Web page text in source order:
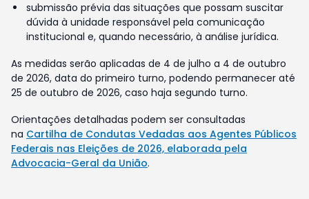
submissão prévia das situações que possam suscitar
dúvida à unidade responsável pela comunicação
institucional e, quando necessário, à análise jurídica.
As medidas serão aplicadas de 4 de julho a 4 de outubro
de 2026, data do primeiro turno, podendo permanecer até
25 de outubro de 2026, caso haja segundo turno.
Orientações detalhadas podem ser consultadas
na Cartilha de Condutas Vedadas aos Agentes Públicos
Federais nas Eleições de 2026, elaborada pela
Advocacia-Geral da União.